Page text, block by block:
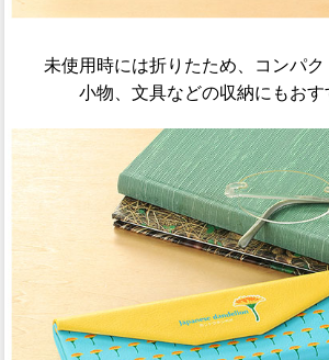
未使用時には折りたため、コンパク
小物、文具などの収納にもおす